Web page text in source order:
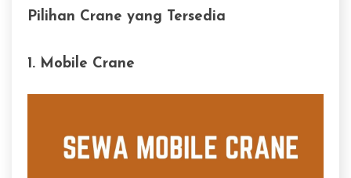
Pilihan Crane yang Tersedia
1. Mobile Crane